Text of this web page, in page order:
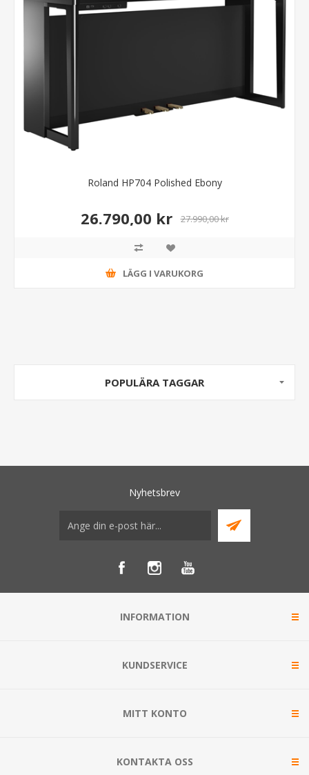
Roland HP704 Polished Ebony
26.790,00 kr 27.990,00 kr
LÄGG I VARUKORG
POPULÄRA TAGGAR
Nyhetsbrev
INFORMATION
KUNDSERVICE
MITT KONTO
KONTAKTA OSS